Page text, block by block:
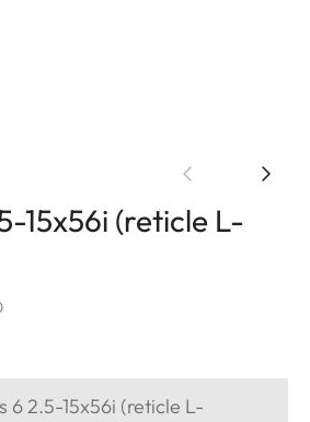
15x56i (reticle L-
6 2.5-15x56i (reticle L-